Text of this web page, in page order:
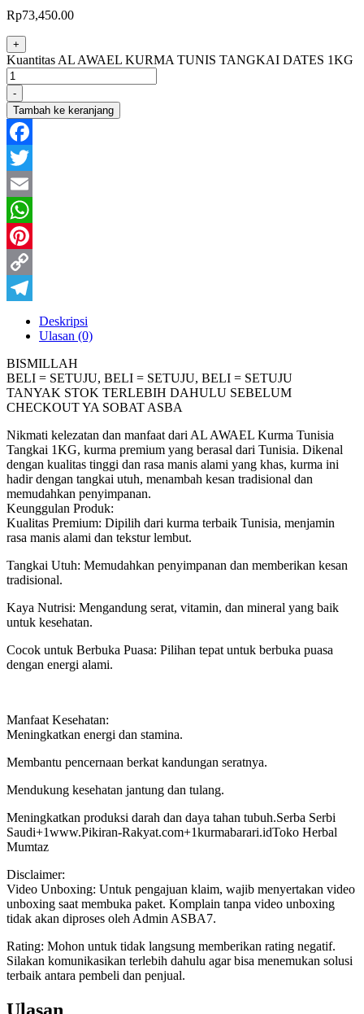
Rp73,450.00
+
Kuantitas AL AWAEL KURMA TUNIS TANGKAI DATES 1KG
-
Tambah ke keranjang
Facebook
Twitter
Email
WhatsApp
Pinterest
Copy
Telegram
Deskripsi
Ulasan (0)
BISMILLAH
BELI = SETUJU, BELI = SETUJU, BELI = SETUJU
TANYAK STOK TERLEBIH DAHULU SEBELUM
CHECKOUT YA SOBAT ASBA
Nikmati kelezatan dan manfaat dari AL AWAEL Kurma Tunisia
Tangkai 1KG, kurma premium yang berasal dari Tunisia. Dikenal
dengan kualitas tinggi dan rasa manis alami yang khas, kurma ini
hadir dengan tangkai utuh, menambah kesan tradisional dan
memudahkan penyimpanan.
Keunggulan Produk:
Kualitas Premium: Dipilih dari kurma terbaik Tunisia, menjamin
rasa manis alami dan tekstur lembut.
Tangkai Utuh: Memudahkan penyimpanan dan memberikan kesan
tradisional.
Kaya Nutrisi: Mengandung serat, vitamin, dan mineral yang baik
untuk kesehatan.
Cocok untuk Berbuka Puasa: Pilihan tepat untuk berbuka puasa
dengan energi alami.
Manfaat Kesehatan:
Meningkatkan energi dan stamina.
Membantu pencernaan berkat kandungan seratnya.
Mendukung kesehatan jantung dan tulang.
Meningkatkan produksi darah dan daya tahan tubuh.​Serba Serbi
Saudi+1www.Pikiran-Rakyat.com+1kurmabarari.idToko Herbal
Mumtaz
Disclaimer:
Video Unboxing: Untuk pengajuan klaim, wajib menyertakan video
unboxing saat membuka paket. Komplain tanpa video unboxing
tidak akan diproses oleh Admin ASBA7.
Rating: Mohon untuk tidak langsung memberikan rating negatif.
Silakan komunikasikan terlebih dahulu agar bisa menemukan solusi
terbaik antara pembeli dan penjual.
Ulasan